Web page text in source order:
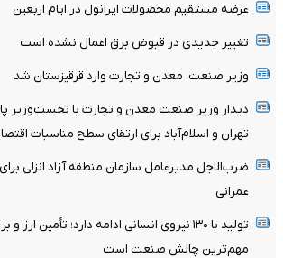
عرضه مستقیم محصولات ایرانول در ایام اربعین
تغییر جدیدی در قبوض برق اعمال نشده است
وزیر صنعت، معدن و تجارت وارد قرقیزستان شد
دیدار وزیر صنعت معدن و تجارت با نخست‌وزیر
تهران و اسلام‌آباد برای ارتقای سطح مناسبات
ضرب‌الاجل مدیرعامل سازمان منطقه آزاد انزلی
عمرانی
تولید با ۱۳۰ نیروی انسانی ادامه دارد؛ تأمین
مهم‌ترین چالش صنعت است